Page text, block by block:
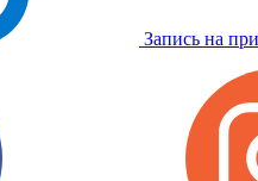
Запись на